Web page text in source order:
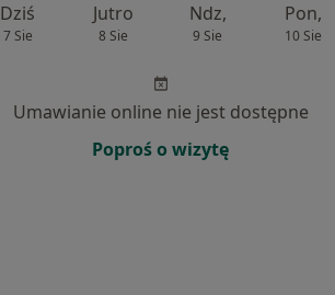
Dziś
7 Sie
Jutro
8 Sie
Ndz,
9 Sie
Pon,
10 Sie
Umawianie online nie jest dostępne
Poproś o wizytę